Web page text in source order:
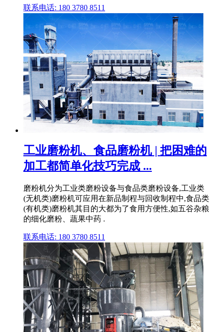
联系电话: 180 3780 8511
工业磨粉机、食品磨粉机 | 把困难的
加工都简单化技巧完成 ...
磨粉机分为工业类磨粉设备与食品类磨粉设备,工业类
(无机类)磨粉机可应用在新品制程与回收制程中,食品类
(有机类)磨粉机其目的大都为了食用方便性,如五谷杂粮
的细化磨粉、蔬果中药 .
联系电话: 180 3780 8511